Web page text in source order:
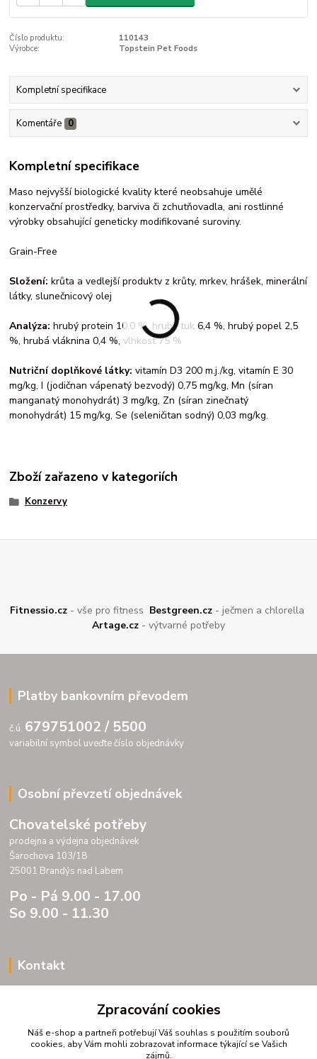
Číslo produktu:
110143
Výrobce:
Topstein Pet Foods
Kompletní specifikace
Komentáře 0
Kompletní specifikace
Maso nejvyšší biologické kvality které neobsahuje umělé
konzervační prostředky, barviva či zchutňovadla, ani rostlinné
výrobky obsahující geneticky modifikované suroviny.
Grain-Free
Složení: krůta a vedlejší produkty z krůty, mrkev, hrášek, minerální
látky, slunečnicový olej
Analýza: hrubý protein 10,0 %, hrubý tuk 6,4 %, hrubý popel 2,5
%, hrubá vláknina 0,4 %, vlhkost 75 %
Nutriční doplňkové látky: vitamín D3 200 m.j./kg, vitamín E 30
mg/kg, I (jodičnan vápenatý bezvodý) 0,75 mg/kg, Mn (síran
manganatý monohydrát) 3 mg/kg, Zn (síran zinečnatý
monohydrát) 15 mg/kg, Se (seleničitan sodný) 0,03 mg/kg.
Zboží zařazeno v kategoriích
Konzervy
Fitnessio.cz - vše pro fitness Bestgreen.cz - ječmen a chlorella
Artage.cz - výtvarné potřeby
Platby bankovním převodem
č.ú. 679751002 / 5500
variabilní symbol uveďte číslo objednávky
Osobní převzetí objednávek
Chovatelské potřeby
prodejna a výdejna objednávek
Šarochova 103/18
25001 Brandýs nad Labem
Po - Pá 9.00 - 17.00
So 9.00 - 11.30
Kontakt
DIC CZ07175833
Šarochova 103/18
Zpracování cookies
Náš e-shop a partneři potřebují Váš souhlas s použitím souborů
cookies, aby Vám mohli zobrazovat informace týkající se Vašich
zájmů.